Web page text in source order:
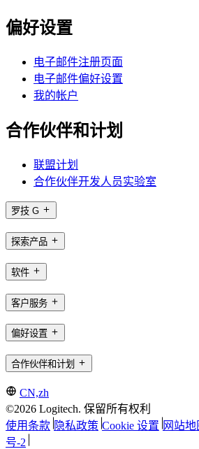
偏好设置
电子邮件注册页面
电子邮件偏好设置
我的帐户
合作伙伴和计划
联盟计划
合作伙伴开发人员实验室
罗技 G
探索产品
软件
客户服务
偏好设置
合作伙伴和计划
CN,zh
©2026 Logitech. 保留所有权利
使用条款 隐私政策 Cookie 设置 网站地
号-2